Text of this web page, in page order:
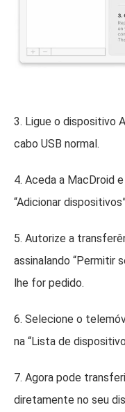
3. Ligue o dispositivo
cabo USB normal.
4. Aceda a MacDroid
“Adicionar
5. Autorize a
assinalando “Permitir
lhe for pedido.
6. Selecione o
na “Lista de
7. Agora pode
diretamente no seu